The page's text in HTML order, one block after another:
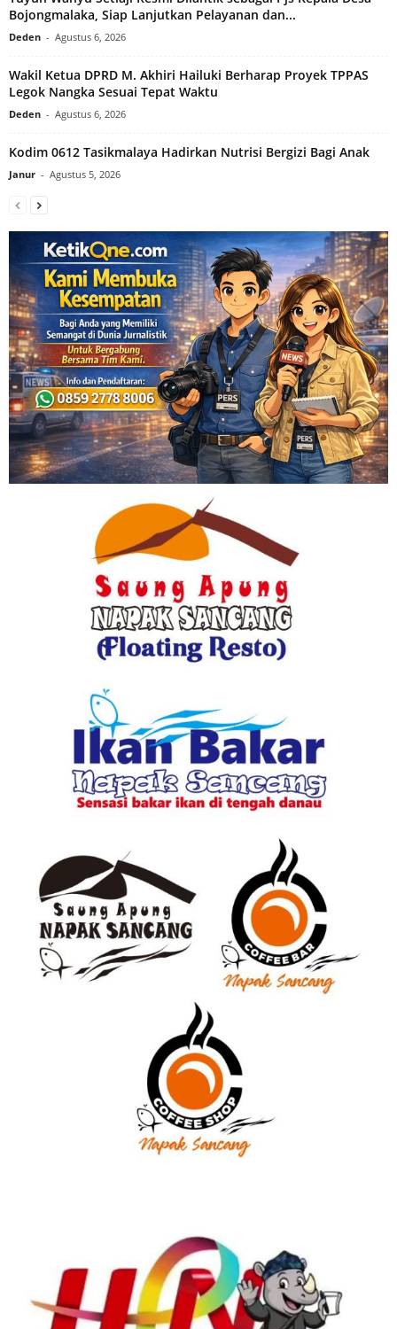
Bojongmalaka, Siap Lanjutkan Pelayanan dan...
Deden - Agustus 6, 2026
Wakil Ketua DPRD M. Akhiri Hailuki Berharap Proyek TPPAS
Legok Nangka Sesuai Tepat Waktu
Deden - Agustus 6, 2026
Kodim 0612 Tasikmalaya Hadirkan Nutrisi Bergizi Bagi Anak
Janur - Agustus 5, 2026